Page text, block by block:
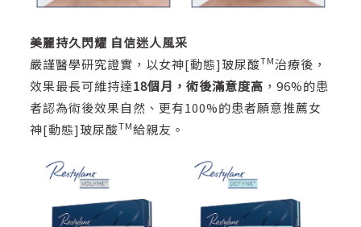
美麗持久閃耀 自信迷人風采
嚴謹醫學研究證實，以女神[動態]玻尿酸TM治療後，
效果最長可維持達18個月，術後滿意度高 ，96%的患
者認為術後效果自然、更有100%的患者願意推薦女
神[動態]玻尿酸TM給親友。